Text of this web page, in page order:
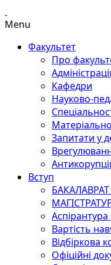
Menu
Факультет
Про
Кафедри
Науково-
Запитати у
Вступ
БАКАЛАВРАТ
Вартість
Відбіркова
Офіційні